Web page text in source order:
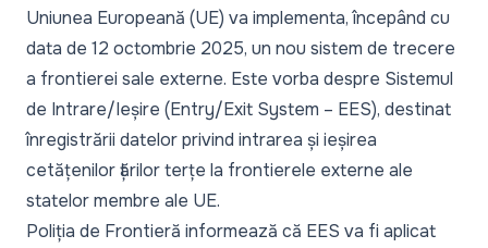
Uniunea Europeană (UE) va implementa, începând cu
data de 12 octombrie 2025, un nou sistem de trecere
a frontierei sale externe. Este vorba despre Sistemul
de Intrare/Ieșire (Entry/Exit System – EES), destinat
înregistrării datelor privind intrarea și ieșirea
cetățenilor țărilor terțe la frontierele externe ale
statelor membre ale UE.
Poliția de Frontieră informează că EES va fi aplicat